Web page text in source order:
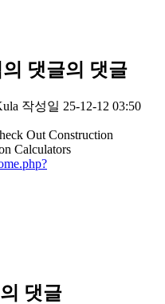
댓글의 댓글
작성일 25-12-12 03:50
Out Construction
Calculators
의 댓글